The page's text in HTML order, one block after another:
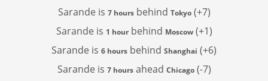
Sarande is 7 hoursbehind Tokyo(+7)
Sarande is 1 hourbehind Moscow(+1)
Sarande is 6 hours behind Shanghai (+6)
Sarande is 7 hoursahead Chicago(-7)